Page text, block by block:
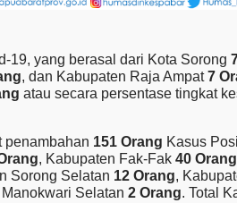
19, yang berasal dari Kota Sorong
, dan Kabupaten Raja Ampat7
atau secara persentase tingkat
penambahan 151 Orang Kasus
, Kabupaten Fak-Fak 40 Orang
Sorong Selatan 12 Orang,
Selatan 2 Orang. Total